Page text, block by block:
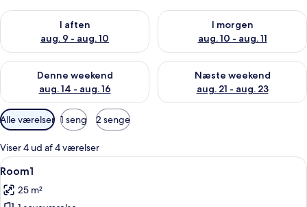
I aften
aug. 9 - aug. 10
Tjek tilgængelighed for i aften aug. 9 - aug. 10
I morgen
aug. 10 - aug. 11
Tjek tilgængelighed for i
Denne weekend
aug. 14 - aug. 16
Tjek tilgængelighed for denne weekend aug. 14 - aug. 16
Næste weekend
aug. 21 - aug. 23
Tjek tilgængelighed for næste
Tilgængelige
filtre
for
værelser
Alle værelser 1 seng 2 senge
Viser 4 ud af 4 værelser
Indlæs
alle
billeder
Et hotelværelse med en seng, en
5
Room1
25 m²